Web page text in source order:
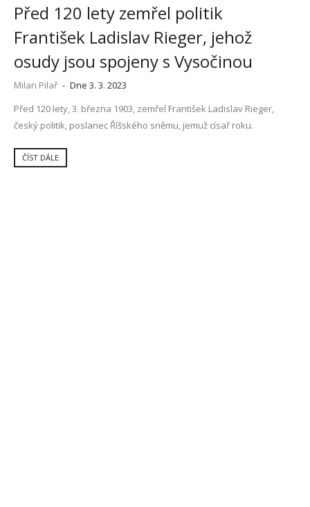
Před 120 lety zemřel politik
František Ladislav Rieger, jehož
osudy jsou spojeny s Vysočinou
Milan Pilař - Dne 3. 3. 2023
Před 120 lety, 3. března 1903, zemřel František Ladislav Rieger,
český politik, poslanec Říšského sněmu, jemuž císař roku.
ČÍST DÁLE